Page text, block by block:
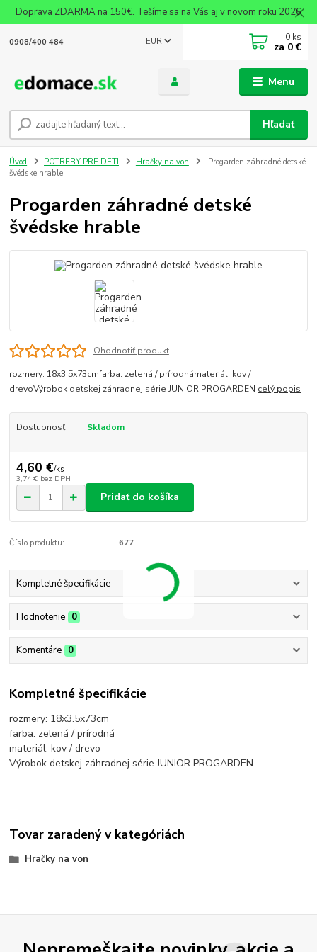
Doprava ZDARMA na 150€. Tešíme sa na Vás aj v novom roku 2026
Menu
EUR
Hľadať
0908/400 484 0 ks
za 0 €
Úvod POTREBY PRE DETI Hračky na von
Progarden záhradné detské
švédske hrable
Progarden záhradné detské
švédske hrable
Ohodnotiť produkt
rozmery: 18x3.5x73cmfarba: zelená / prírodnámateriál: kov /
drevoVýrobok detskej záhradnej série JUNIOR PROGARDEN celý popis
Dostupnosť Skladom
4,60 €/ks
3,74 € bez DPH
Pridať do košíka
Číslo produktu: 677
Kompletné špecifikácie
Hodnotenie 0
Komentáre 0
Kompletné špecifikácie
rozmery: 18x3.5x73cm
farba: zelená / prírodná
materiál: kov / drevo
Výrobok detskej záhradnej série JUNIOR PROGARDEN
Tovar zaradený v kategóriách
Hračky na von